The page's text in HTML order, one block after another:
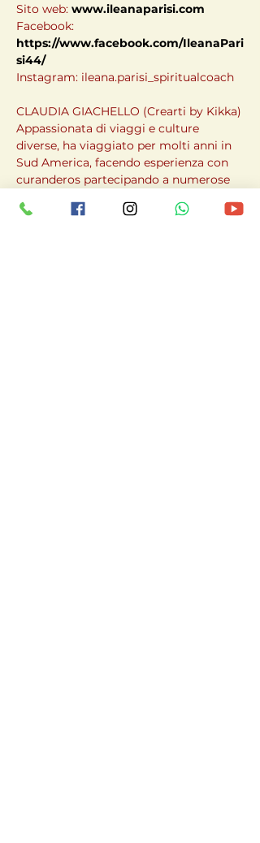
Sito web: www.ileanaparisi.com
Facebook:
https://www.facebook.com/IleanaPari
si44/
Instagram: ileana.parisi_spiritualcoach
CLAUDIA GIACHELLO (Crearti by Kikka)
Appassionata di viaggi e culture
diverse, ha viaggiato per molti anni in
Sud America, facendo esperienza con
curanderos partecipando a numerose
Ha frequentato per 3 anni un terreiro di